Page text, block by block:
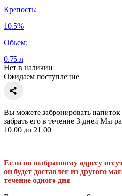
Крепость:
10.5%
Объем:
0.75 л
Нет в наличии
Ожидаем поступление
Вы можете забронировать
забрать его в течение 3-дней Мы
10-00 до 21-00
Если по выбранному адресу
он будет доставлен из другого
течение одного дня